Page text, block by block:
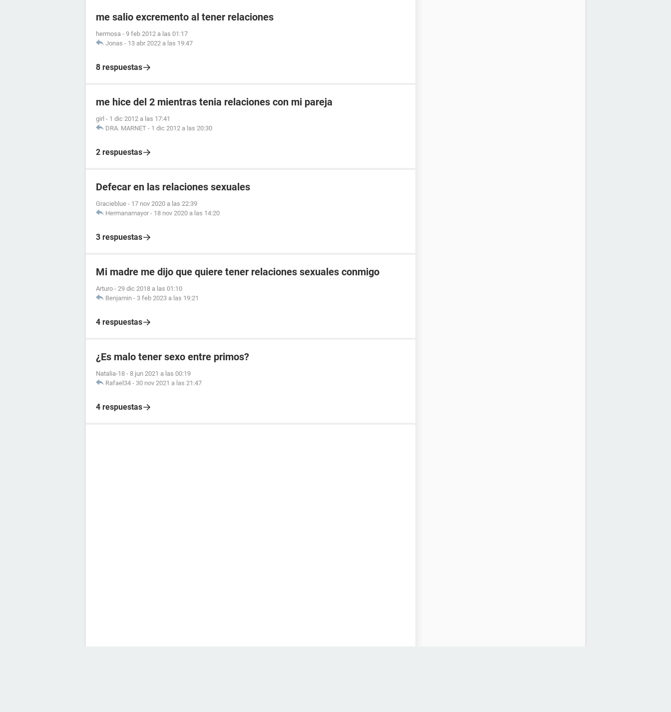
me salio excremento al tener relaciones
hermosa - 9 feb 2012 a las 01:17
Jonas - 13 abr 2022 a las 19:47
8 respuestas
me hice del 2 mientras tenia relaciones con mi pareja
girl - 1 dic 2012 a las 17:41
DRA. MARNET - 1 dic 2012 a las 20:30
2 respuestas
Defecar en las relaciones sexuales
Gracieblue - 17 nov 2020 a las 22:39
Hermanamayor - 18 nov 2020 a las 14:20
3 respuestas
Mi madre me dijo que quiere tener relaciones sexuales conmigo
Arturo - 29 dic 2018 a las 01:10
Benjamin - 3 feb 2023 a las 19:21
4 respuestas
¿Es malo tener sexo entre primos?
Natalia-18 - 8 jun 2021 a las 00:19
Rafael34 - 30 nov 2021 a las 21:47
4 respuestas